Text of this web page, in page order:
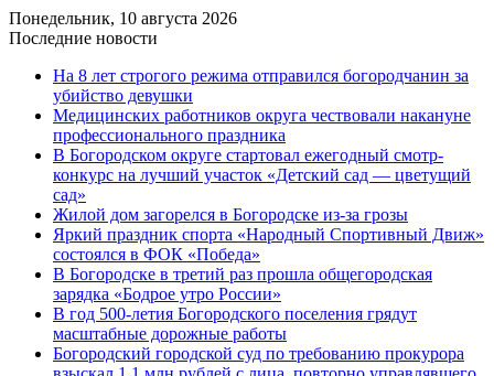
Понедельник, 10 августа 2026
Последние новости
На 8 лет строгого режима отправился богородчанин за
убийство девушки
Медицинских работников округа чествовали накануне
профессионального праздника
В Богородском округе стартовал ежегодный смотр-
конкурс на лучший участок «Детский сад — цветущий
сад»
Жилой дом загорелся в Богородске из-за грозы
Яркий праздник спорта «Народный Спортивный Движ»
состоялся в ФОК «Победа»
В Богородске в третий раз прошла общегородская
зарядка «Бодрое утро России»
В год 500-летия Богородского поселения грядут
масштабные дорожные работы
️Богородский городской суд по требованию прокурора